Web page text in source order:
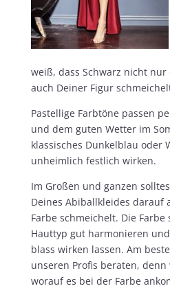
weiß, dass Schwarz nicht
auch Deiner Figur
Pastellige Farbtöne passen
und dem guten Wetter im
klassisches Dunkelblau oder
unheimlich festlich wirken.
Im Großen und ganzen
Deines Abiballkleides darauf
Farbe schmeichelt. Die
Hauttyp gut harmonieren
blass wirken lassen. Am
unseren Profis beraten,
worauf es bei der Farbe